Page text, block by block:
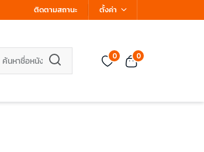
ติดตามสถานะ ตั้งค่า
0 0